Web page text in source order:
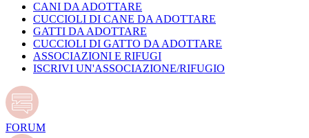
CANI DA ADOTTARE
CUCCIOLI DI CANE DA ADOTTARE
GATTI DA ADOTTARE
CUCCIOLI DI GATTO DA ADOTTARE
ASSOCIAZIONI E RIFUGI
ISCRIVI UN'ASSOCIAZIONE/RIFUGIO
FORUM